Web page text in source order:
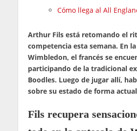
Cómo llega al All
Arthur Fils está retomando el
competencia esta semana. En
Wimbledon, el francés se
participando de la tradicional
Boodles. Luego de jugar allí,
sobre su estado de forma
Fils recupera